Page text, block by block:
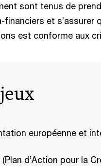
sont tenus de
financiers et s’assurer
est conforme aux
européenne et
(Plan d’Action pour la